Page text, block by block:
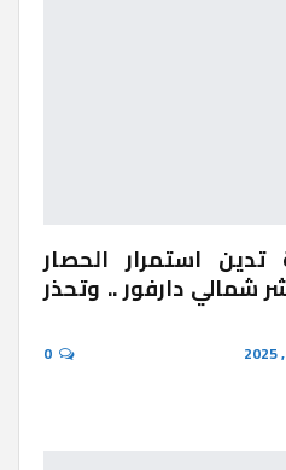
استمرار الحصار
شمالي دارفور .. وتحذر